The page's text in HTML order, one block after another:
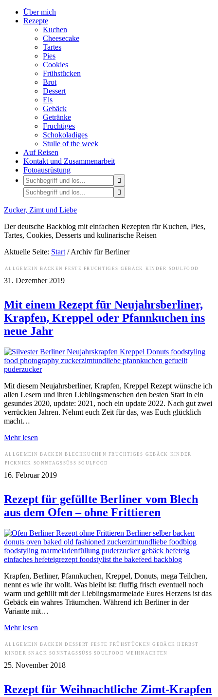
Über mich
Rezepte
Kuchen
Cheesecake
Tartes
Pies
Cookies
Frühstücken
Brot
Dessert
Eis
Gebäck
Getränke
Fruchtiges
Schokoladiges
Stulle of the week
Auf Reisen
Kontakt und Zusammenarbeit
Fotoausrüstung
Zucker, Zimt und Liebe
Der deutsche Backblog mit einfachen Rezepten für Kuchen, Pies,
Tartes, Cookies, Desserts und kulinarische Reisen
Aktuelle Seite: Start /Archiv für Berliner
ALLGEMEIN BACKEN FESTE FRUCHTIGES GEBÄCK KINDER SOULFOOD
31. Dezember 2019
Mit einem Rezept für Neujahrsberliner,
Krapfen, Kreppel oder Pfannkuchen ins
neue Jahr
Mit diesem Neujahrsberliner, Krapfen, Kreppel Rezept wünsche ich
allen Lesern und ihren Lieblingsmenschen den besten Start in ein
gesundes 2020, update: 2021, noch ein update 2022. Nach gut zwei
verrückten Jahren. Nehmt euch Zeit für das, was Euch glücklich
macht…
Mehr lesen
ALLGEMEIN BACKEN BLECHKUCHEN FRUCHTIGES GEBÄCK
KINDER
PICKNICK
SONNTAGSSÜSS SOULFOOD
16. Februar 2019
Rezept für gefüllte Berliner vom Blech
aus dem Ofen – ohne Frittieren
Krapfen, Berliner, Pfannkuchen, Kreppel, Donuts, mega Teilchen,
nennt es wie ihr wollt. Was bleibt ist: fluffig frisch eventuell noch
warm und gefüllt mit der Lieblingsmarmelade Eures Herzens ist das
Gebäck ein wahres Träumchen. Während ich Berliner in der
Variante mit…
Mehr lesen
ALLGEMEIN BACKEN DESSERT FESTE FRÜHSTÜCKEN GEBÄCK
HERBST
KINDER
SNACK SONNTAGSSÜSS SOULFOOD WEIHNACHTEN
25. November 2018
Rezept für Weihnachtliche Zimt-Krapfen